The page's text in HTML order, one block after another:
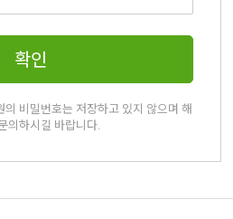
확인
비밀번호는 저장하고 있지 않으며 해
의하시길 바랍니다.